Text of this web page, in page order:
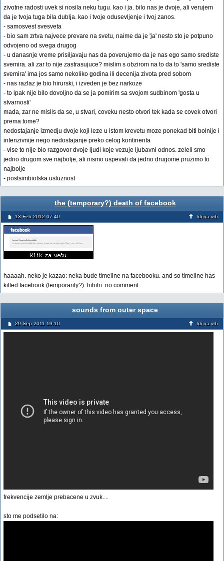
zivotne radosti uvek si nosila neku tugu. kao i ja. bilo nas je dvoje, ali verujem
da je tvoja tuga bila dublja. kao i tvoje odusevljenje i tvoj zanos.
- samosvest svesveta
- bio sam zrtva najvece prevare na svetu, naime da je 'ja' nesto sto je potpuno
odvojeno od svega drugog
- u danasnje vreme prisiljavaju nas da poverujemo da je nas ego samo srediste
svemira. ali zar to nije zastrasujuce? mislim s obzirom na to da to 'samo srediste
svemira' ima jos samo nekoliko godina ili decenija zivota pred sobom
- nas razlaz je bio hirurski, i izveden je bez narkoze
- to ipak nije bilo dovoljno da se ja pomirim sa svojom sudbinom 'gosta u
stvarnosti'
mada, zar ne mislis da se, u stvari, coveku nesto otvori tek kada se covek otvori
prema tome?
nedostajanje izmedju dvoje koji leze u istom krevetu moze ponekad biti bolnije i
intenzivnije nego nedostajanje preko celog kontinenta
- vise to nije bio razgovor dvoje ljudi koje vezuje ljubavni odnos. zeleli smo
jedno drugom sve najbolje, ali nismo uspevali da jedno drugome pruzimo to
najbolje
- postsimbiotska usluznost
the (temporary?) death of facebook
13 Feb 2012 07:40 Idi na vrh
haaaah. neko je kazao: neka bude timeline na facebooku. and so timeline has
killed facebook (temporarily?). hihihi. no comment.
sounds from outer space
29 Sep 2011 19:10 Idi na vrh
frekvencije zemlje prebacene u zvuk....
sto me podsetilo na: